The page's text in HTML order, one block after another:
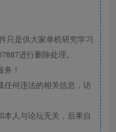
只是供大家单机研究学习
进行删除处理。
！
任何违法的相关信息，访
人与论坛无关，后果自